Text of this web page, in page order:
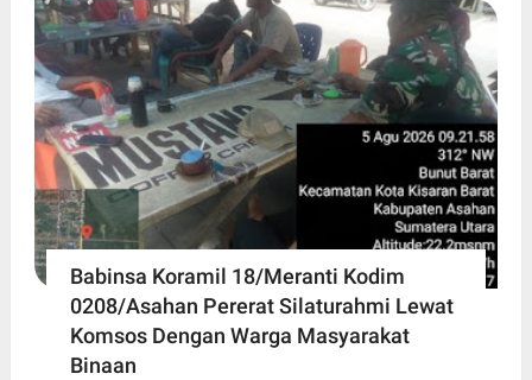
Babinsa Koramil 18/Meranti Kodim
0208/Asahan Pererat Silaturahmi Lewat
Komsos Dengan Warga Masyarakat
Binaan